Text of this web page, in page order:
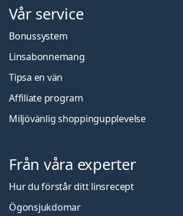
Vår service
Bonussystem
Linsabonnemang
Tipsa en vän
Affiliate program
Miljövänlig shoppingupplevelse
Från våra experter
Hur du förstår ditt linsrecept
Ögonsjukdomar